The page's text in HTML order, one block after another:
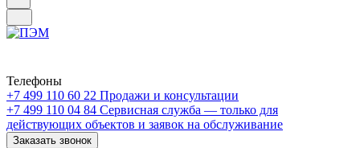
Телефоны
+7 499 110 60 22 Продажи и консультации
+7 499 110 04 84 Сервисная служба — только для
действующих объектов и заявок на обслуживание
Заказать звонок